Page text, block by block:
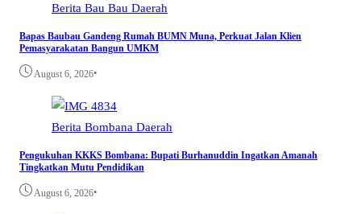
Berita Bau Bau Daerah
Bapas Baubau Gandeng Rumah BUMN Muna, Perkuat Jalan Klien
Pemasyarakatan Bangun UMKM
August 6, 2026•
Berita Bombana Daerah
Pengukuhan KKKS Bombana: Bupati Burhanuddin Ingatkan Amanah
Tingkatkan Mutu Pendidikan
August 6, 2026•